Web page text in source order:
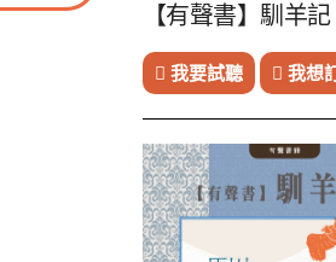
【有聲書】馴羊記
我要試聽 我想